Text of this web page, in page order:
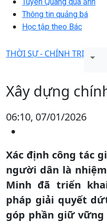
Thông tin quảng bá
Học tập theo Bác
THỜI SỰ - CHÍNH TRỊ
Xây dựng
06:10, 07/01/2026
Xác định công tác
người dân là
Minh đã triển
pháp giải quyết
góp phần giữ